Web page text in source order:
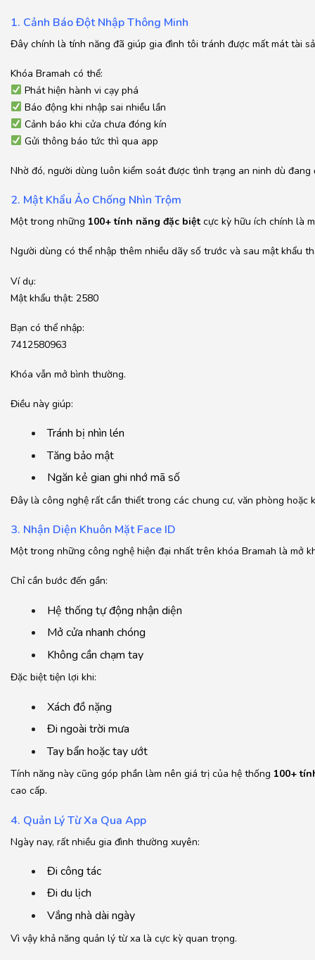
1. Cảnh Báo Đột Nhập Thông Minh
Đây chính là tính năng đã giúp gia đình tôi tránh được mất mát tài
Khóa Bramah có thể:
Phát hiện hành vi cạy phá
Báo động khi nhập sai nhiều lần
Cảnh báo khi cửa chưa đóng kín
Gửi thông báo tức thì qua app
Nhờ đó, người dùng luôn kiểm soát được tình trạng an ninh dù đang
2. Mật Khẩu Ảo Chống Nhìn Trộm
Một trong những 100+ tính năng đặc biệt cực kỳ hữu ích chính là
Người dùng có thể nhập thêm nhiều dãy số trước và sau mật khẩu
Ví dụ:
Mật khẩu thật: 2580
Bạn có thể nhập:
7412580963
Khóa vẫn mở bình thường.
Điều này giúp:
Tránh bị nhìn lén
Tăng bảo mật
Ngăn kẻ gian ghi nhớ mã số
Đây là công nghệ rất cần thiết trong các chung cư, văn phòng hoặc
3. Nhận Diện Khuôn Mặt Face ID
Một trong những công nghệ hiện đại nhất trên khóa Bramah là mở
Chỉ cần bước đến gần:
Hệ thống tự động nhận diện
Mở cửa nhanh chóng
Không cần chạm tay
Đặc biệt tiện lợi khi:
Xách đồ nặng
Đi ngoài trời mưa
Tay bẩn hoặc tay ướt
Tính năng này cũng góp phần làm nên giá trị của hệ thống 100+
cao cấp.
4. Quản Lý Từ Xa Qua App
Ngày nay, rất nhiều gia đình thường xuyên:
Đi công tác
Đi du lịch
Vắng nhà dài ngày
Vì vậy khả năng quản lý từ xa là cực kỳ quan trọng.